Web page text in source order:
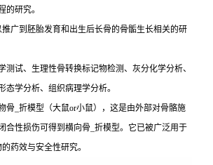
的研究。
广到胚胎发育和出生后长骨的骨骺生长相关的研
测试、生理性骨转换标记物检测、灰分化学分析、
态学分析、组织病理学分析。
骨_折模型（大鼠or小鼠），这是由外部对骨骼施
合性损伤可得到横向骨_折模型。它已被广泛用于
药效与安全性研究。